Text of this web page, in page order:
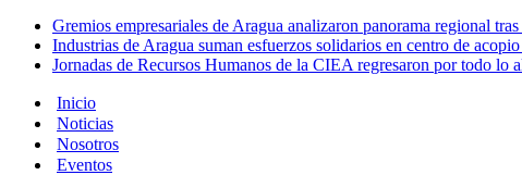
Gremios empresariales de Aragua analizaron panorama regional
Industrias de Aragua suman esfuerzos solidarios en centro de
Jornadas de Recursos Humanos de la CIEA regresaron por todo lo
Inicio
Noticias
Nosotros
Eventos